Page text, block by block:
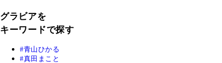
グラビアを
キーワードで探す
青山ひかる
真田まこと